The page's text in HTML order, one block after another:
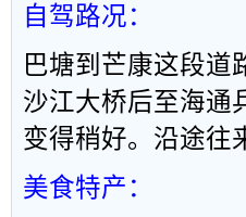
自驾路况：
巴塘到芒康这段道
沙江大桥后至海通
变得稍好。沿途往
美食特产：